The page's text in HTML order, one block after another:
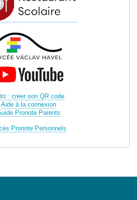
: créer son QR code
Aide à la connexion
Pronote Parents
Pronote Personnels